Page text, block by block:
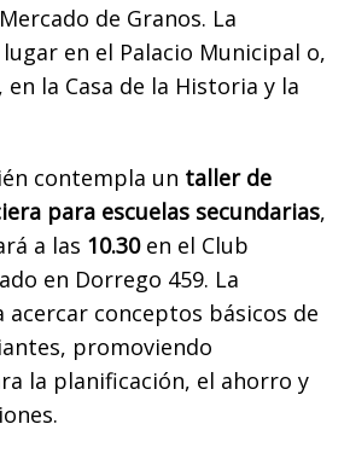
de Granos. La
en el Palacio Municipal o,
en la Casa de la Historia y la
contempla un taller de
para escuelas secundarias,
a las 10.30en el Club
en Dorrego 459. La
conceptos básicos de
promoviendo
la planificación, el ahorro y